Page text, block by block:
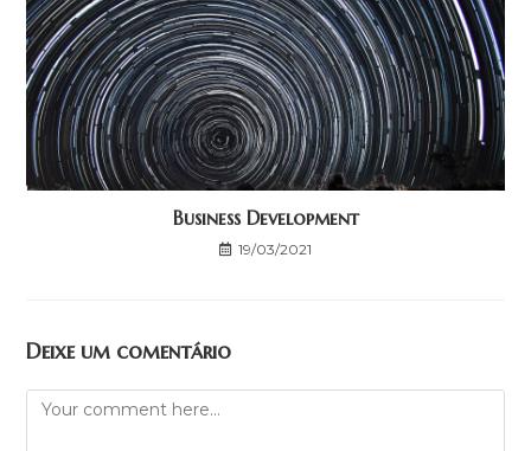
Business Development
19/03/2021
Deixe um comentário